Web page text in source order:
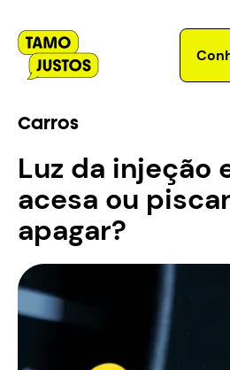
Carros
Luz da injeção
acesa ou
apagar?